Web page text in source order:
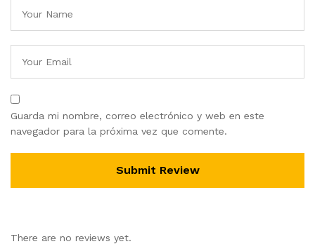
Guarda mi nombre, correo electrónico y web en este
navegador para la próxima vez que comente.
There are no reviews yet.